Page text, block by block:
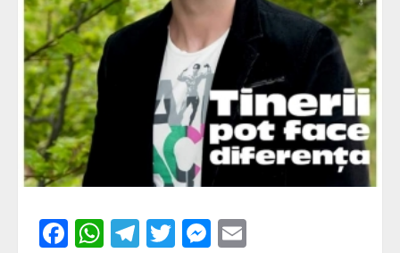
Facebook
WhatsApp
Telegram
TwitterMessenger